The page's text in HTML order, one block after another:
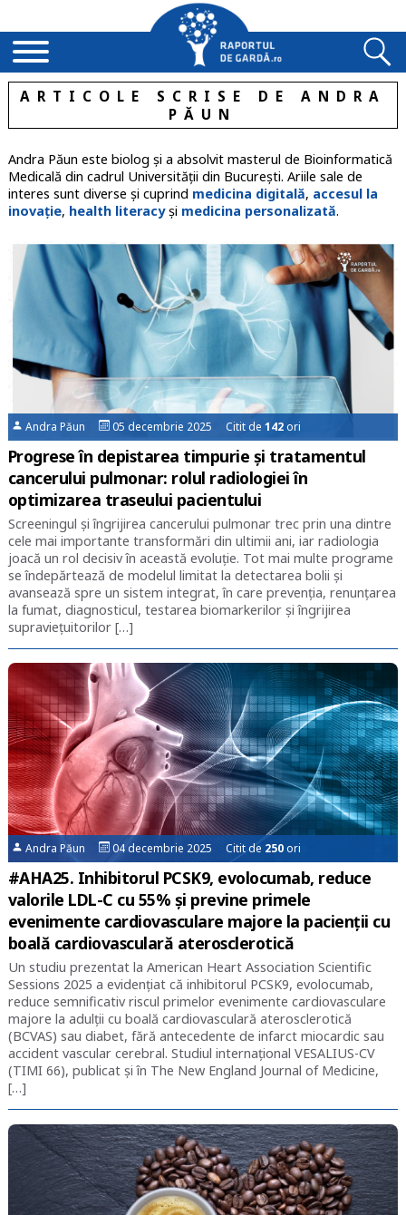
ARTICOLE SCRISE DE ANDRA
PĂUN
Andra Păun este biolog și a absolvit masterul de Bioinformatică
Medicală din cadrul Universității din București. Ariile sale de
interes sunt diverse și cuprind medicina digitală, accesul la
inovație, health literacyși medicina personalizată.
Andra Păun 05 decembrie 2025 Citit de142ori
Progrese în depistarea timpurie și tratamentul
cancerului pulmonar: rolul radiologiei în
optimizarea traseului pacientului
Screeningul și îngrijirea cancerului pulmonar trec prin una dintre
cele mai importante transformări din ultimii ani, iar radiologia
joacă un rol decisiv în această evoluție. Tot mai multe programe
se îndepărtează de modelul limitat la detectarea bolii și
avansează spre un sistem integrat, în care prevenția, renunțarea
la fumat, diagnosticul, testarea biomarkerilor și îngrijirea
supraviețuitorilor […]
Andra Păun 04 decembrie 2025 Citit de 250ori
#AHA25. Inhibitorul PCSK9, evolocumab, reduce
valorile LDL-C cu 55% și previne primele
evenimente cardiovasculare majore la pacienții cu
boală cardiovasculară aterosclerotică
Un studiu prezentat la American Heart Association Scientific
Sessions 2025 a evidențiat că inhibitorul PCSK9, evolocumab,
reduce semnificativ riscul primelor evenimente cardiovasculare
majore la adulții cu boală cardiovasculară aterosclerotică
(BCVAS) sau diabet, fără antecedente de infarct miocardic sau
accident vascular cerebral. Studiul internațional VESALIUS-CV
(TIMI 66), publicat și în The New England Journal of Medicine,
[…]